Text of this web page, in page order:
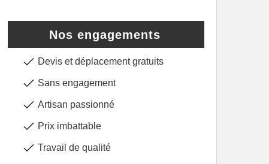
Nos engagements
Devis et déplacement gratuits
Sans engagement
Artisan passionné
Prix imbattable
Travail de qualité